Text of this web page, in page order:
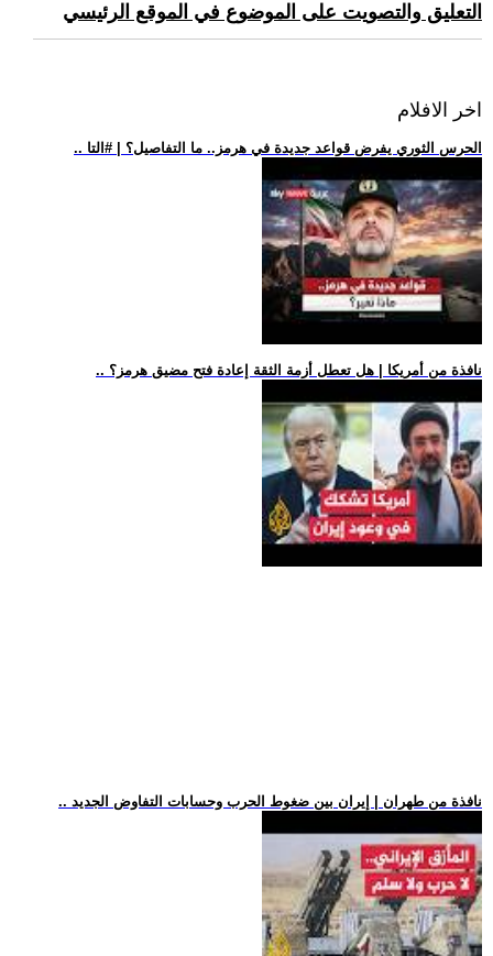
التعليق والتصويت على الموضوع في الموقع الرئيسي
اخر الافلام
.. الحرس الثوري يفرض قواعد جديدة في هرمز.. ما التفاصيل؟ | #التا
.. نافذة من أمريكا | هل تعطل أزمة الثقة إعادة فتح مضيق هرمز؟
.. نافذة من طهران | إيران بين ضغوط الحرب وحسابات التفاوض الجديد